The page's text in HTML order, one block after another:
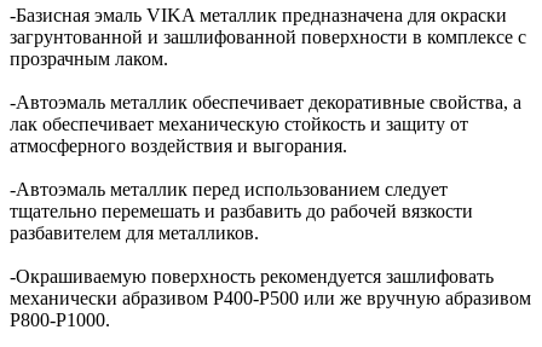
-Базисная эмаль VIKA металлик предназначена для окраски
загрунтованной и зашлифованной поверхности в комплексе с
прозрачным лаком.
-Автоэмаль металлик обеспечивает декоративные свойства, а
лак обеспечивает механическую стойкость и защиту от
атмосферного воздействия и выгорания.
-Автоэмаль металлик перед использованием следует
тщательно перемешать и разбавить до рабочей вязкости
разбавителем для металликов.
-Окрашиваемую поверхность рекомендуется зашлифовать
механически абразивом Р400-Р500 или же вручную абразивом
Р800-Р1000.